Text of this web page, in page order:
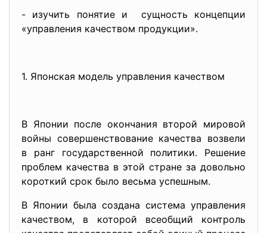
- изучить понятие и сущность концепции
«управления качеством продукции».
1. Японская модель управления качеством
В Японии после окончания второй мировой
войны совершенствование качества возвели
в ранг государственной политики. Решение
проблем качества в этой стране за довольно
короткий срок было весьма успешным.
В Японии была создана система управления
качеством, в которой всеобщий контроль